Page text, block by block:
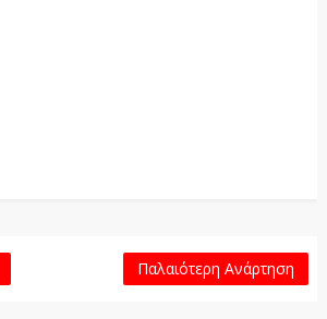
Παλαιότερη Ανάρτηση